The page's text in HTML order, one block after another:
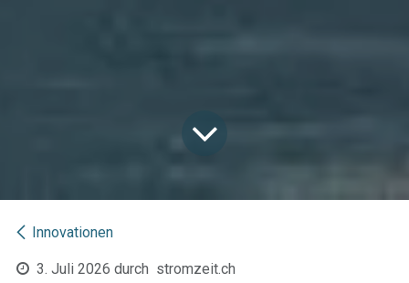
Innovationen
3. Juli 2026 durch stromzeit.ch